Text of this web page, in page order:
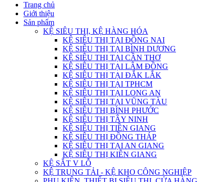
Trang chủ
Giới thiệu
Sản phẩm
KỆ SIÊU THỊ, KỆ HÀNG HÓA
KỆ SIÊU THỊ TẠI ĐỒNG NAI
KỆ SIÊU THỊ TẠI BÌNH DƯƠNG
KỆ SIÊU THỊ TẠI CẦN THƠ
KỆ SIÊU THỊ TẠI LÂM ĐỒNG
KỆ SIÊU THỊ TẠI ĐẮK LẮK
KỆ SIÊU THỊ TẠI TPHCM
KỆ SIÊU THỊ TẠI LONG AN
KỆ SIÊU THỊ TẠI VŨNG TÀU
KỆ SIÊU THỊ BÌNH PHƯỚC
KỆ SIÊU THỊ TÂY NINH
KỆ SIÊU THỊ TIỀN GIANG
KỆ SIÊU THỊ ĐỒNG THÁP
KỆ SIÊU THỊ TẠI AN GIANG
KỆ SIÊU THỊ KIÊN GIANG
KỆ SẮT V LỖ
KỆ TRUNG TẢI - KỆ KHO CÔNG NGHIỆP